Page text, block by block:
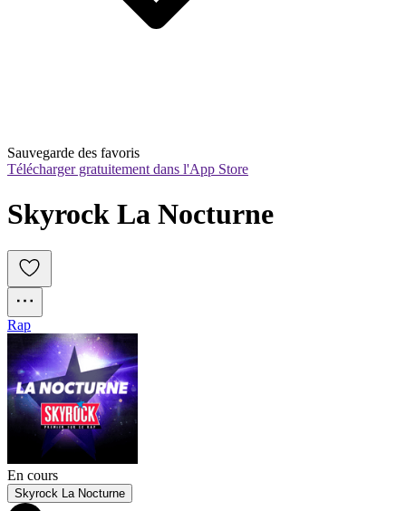
Sauvegarde des favoris
Télécharger gratuitement dans l'App Store
Skyrock La Nocturne
Rap
En cours
Skyrock La Nocturne